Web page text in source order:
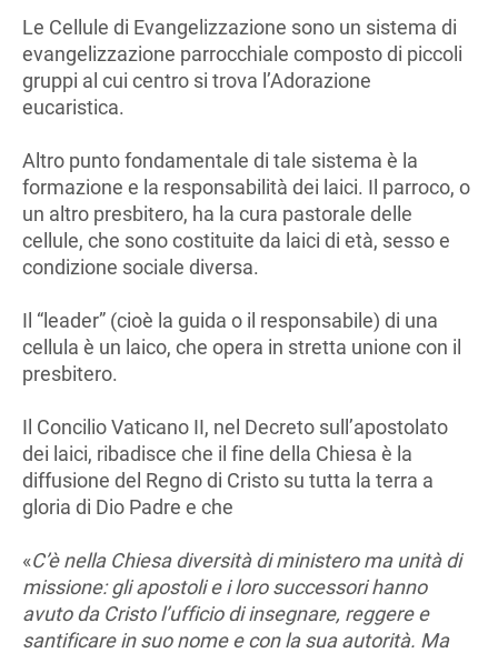
Le Cellule di Evangelizzazione sono un sistema di
evangelizzazione parrocchiale composto di piccoli
gruppi al cui centro si trova l’Adorazione
eucaristica.
Altro punto fondamentale di tale sistema è la
formazione e la responsabilità dei laici. Il parroco, o
un altro presbitero, ha la cura pastorale delle
cellule, che sono costituite da laici di età, sesso e
condizione sociale diversa.
Il “leader” (cioè la guida o il responsabile) di una
cellula è un laico, che opera in stretta unione con il
presbitero.
Il Concilio Vaticano II, nel Decreto sull’apostolato
dei laici, ribadisce che il fine della Chiesa è la
diffusione del Regno di Cristo su tutta la terra a
gloria di Dio Padre e che
«C’è nella Chiesa diversità di ministero ma unità di
missione: gli apostoli e i loro successori hanno
avuto da Cristo l’ufficio di insegnare, reggere e
santificare in suo nome e con la sua autorità. Ma